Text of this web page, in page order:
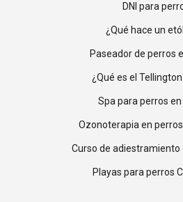
DNI para
¿Qué hace un
Paseador de perros
¿Qué es el
Spa para perros
Ozonoterapia en
Curso de adiestramiento
Playas para perros